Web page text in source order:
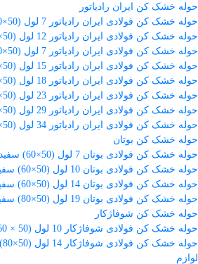
حوله خشک کن ایران رادیاتور
حوله خشک کن فولادی ایران رادیاتور 7 لول (50×60) سفید
حوله خشک کن فولادی ایران رادیاتور 12 لول (50×60) سفید
حوله خشک کن فولادی ایران رادیاتور 7 لول (50×80) سفید
حوله خشک کن فولادی ایران رادیاتور 15 لول (50×80) سفید
حوله خشک کن فولادی ایران رادیاتور 18 لول (50×100) سفید
حوله خشک کن فولادی ایران رادیاتور 23 لول (50×120) سفید
حوله خشک کن فولادی ایران رادیاتور 29 لول (50×150) سفید
حوله خشک کن فولادی ایران رادیاتور 34 لول (50×180) سفید
حوله خشک کن بوتان
حوله خشک کن فولادی بوتان 7 لول (50×60) سفید
حوله خشک کن فولادی بوتان 10 لول (50×60) سفید
حوله خشک کن فولادی بوتان 14 لول (50×60) سفید
حوله خشک کن فولادی بوتان 19 لول (50×80) سفید
حوله خشک کن شوفاژکار
حوله خشک کن فولادی شوفاژکار 10 لول (50 × 60) سفید
حوله خشک کن فولادی شوفاژکار 14 لول (50×80) سفید
لوازم